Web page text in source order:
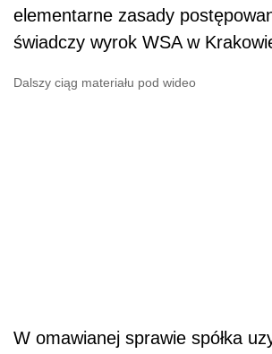
elementarne zasady
świadczy wyrok WSA w
Dalszy ciąg materiału pod wideo
W omawianej sprawie spółka